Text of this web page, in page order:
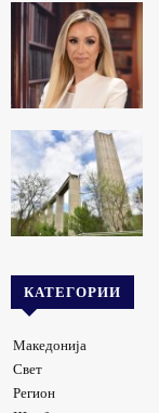
КАТЕГОРИИ
Македонија
Свет
Регион